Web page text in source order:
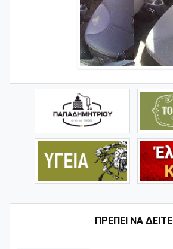
ΠΡΕΠΕΙ ΝΑ ΔΕΙΤΕ